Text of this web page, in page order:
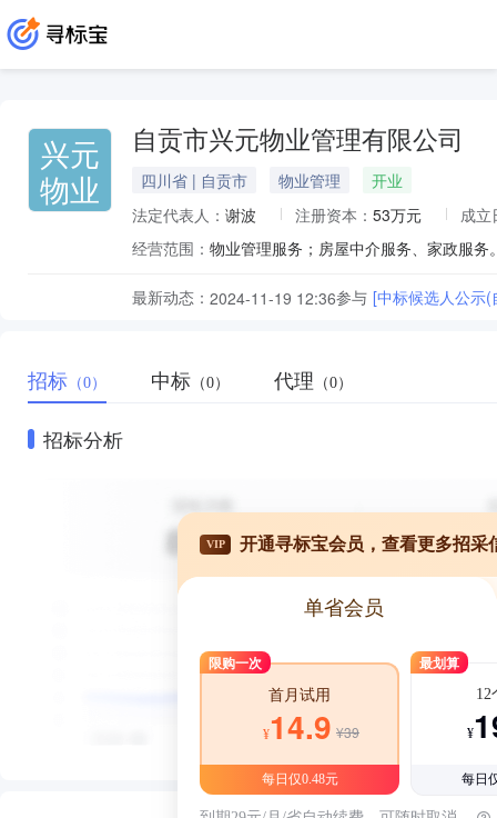
兴元
物业
自贡市兴元物业管理有限公司
四川省 | 自贡市 物业管理
开业
法定代表人： 谢波 注册资本： 53万元
成立
经营范围：
最新动态： 2024-11-19 12:36参与 [中标候选人公示
招标 （0） 中标 （0） 代理 （0）
招标分析
VIP 开通寻标宝会员，查看更多招采
单省会员
限购一次
首月试用
¥14.9 ¥39
每日仅0.48元
最划算
12
¥
每日